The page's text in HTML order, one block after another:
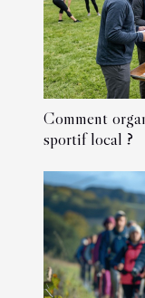
Comment
sportif local ?